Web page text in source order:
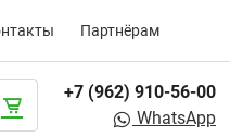
Партнёрам
+7 (962) 910-56-00
WhatsApp